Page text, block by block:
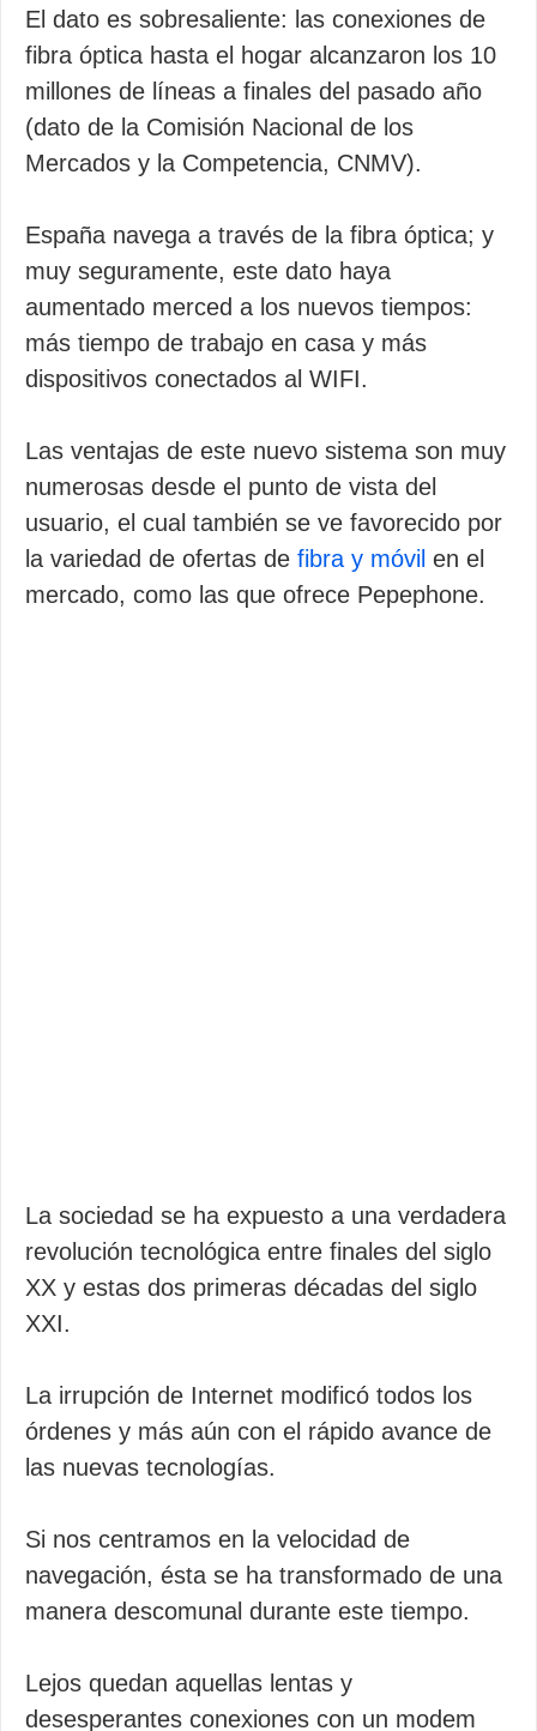
El dato es sobresaliente: las conexiones de
fibra óptica hasta el hogar alcanzaron los 10
millones de líneas a finales del pasado año
(dato de la Comisión Nacional de los
Mercados y la Competencia, CNMV).
España navega a través de la fibra óptica; y
muy seguramente, este dato haya
aumentado merced a los nuevos tiempos:
más tiempo de trabajo en casa y más
dispositivos conectados al WIFI.
Las ventajas de este nuevo sistema son muy
numerosas desde el punto de vista del
usuario, el cual también se ve favorecido por
la variedad de ofertas de fibra y móvil en el
mercado, como las que ofrece Pepephone.
La sociedad se ha expuesto a una verdadera
revolución tecnológica entre finales del siglo
XX y estas dos primeras décadas del siglo
XXI.
La irrupción de Internet modificó todos los
órdenes y más aún con el rápido avance de
las nuevas tecnologías.
Si nos centramos en la velocidad de
navegación, ésta se ha transformado de una
manera descomunal durante este tiempo.
Lejos quedan aquellas lentas y
desesperantes conexiones con un modem